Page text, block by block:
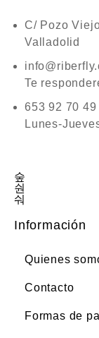
C/ Pozo
Valladolid
Te
653 92 70 49
Lunes-
Información
Quienes
Contacto
Formas de